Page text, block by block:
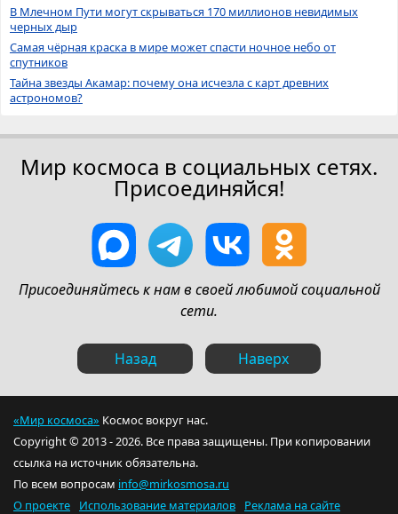
В Млечном Пути могут скрываться 170 миллионов невидимых
черных дыр
Самая чёрная краска в мире может спасти ночное небо от
спутников
Тайна звезды Акамар: почему она исчезла с карт древних
астрономов?
Мир космоса в социальных сетях.
Присоединяйся!
Присоединяйтесь к нам в своей любимой социальной
сети.
Назад Наверх
«Мир космоса» Космос вокруг нас.
Copyright © 2013 - 2026. Все права защищены. При копировании
ссылка на источник обязательна.
По всем вопросам info@mirkosmosa.ru
О проекте
Использование материалов Реклама на сайте